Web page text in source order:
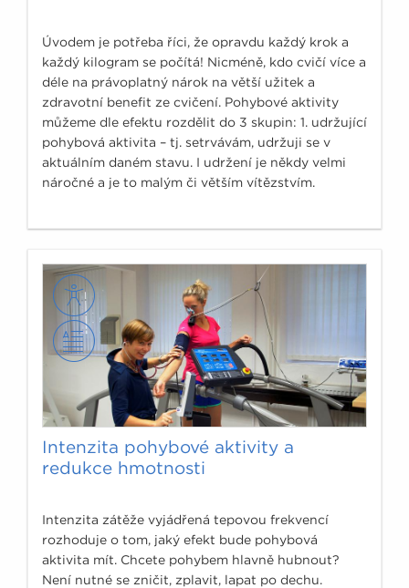
Úvodem je potřeba říci, že opravdu každý krok a
každý kilogram se počítá! Nicméně, kdo cvičí více a
déle na právoplatný nárok na větší užitek a
zdravotní benefit ze cvičení. Pohybové aktivity
můžeme dle efektu rozdělit do 3 skupin: 1. udržující
pohybová aktivita – tj. setrvávám, udržuji se v
aktuálním daném stavu. I udržení je někdy velmi
náročné a je to malým či větším vítězstvím.
Intenzita pohybové aktivity a
redukce hmotnosti
Intenzita zátěže vyjádřená tepovou frekvencí
rozhoduje o tom, jaký efekt bude pohybová
aktivita mít. Chcete pohybem hlavně hubnout?
Není nutné se zničit, zplavit, lapat po dechu.